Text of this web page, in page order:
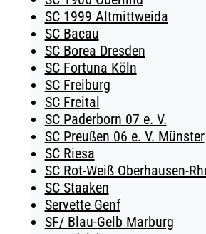
SC 1999 Altmittweida
SC Bacau
SC Borea Dresden
SC Fortuna Köln
SC Freiburg
SC Freital
SC Paderborn 07 e. V.
SC Preußen 06 e. V. Münster
SC Riesa
SC Rot-Weiß Oberhausen-
SC Staaken
Servette Genf
SF/ Blau-Gelb Marburg